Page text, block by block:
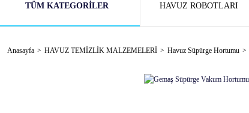
TÜM KATEGORİLER HAVUZ ROBOTLARI
Anasayfa HAVUZ TEMİZLİK MALZEMELERİ Havuz Süpürge Hortumu